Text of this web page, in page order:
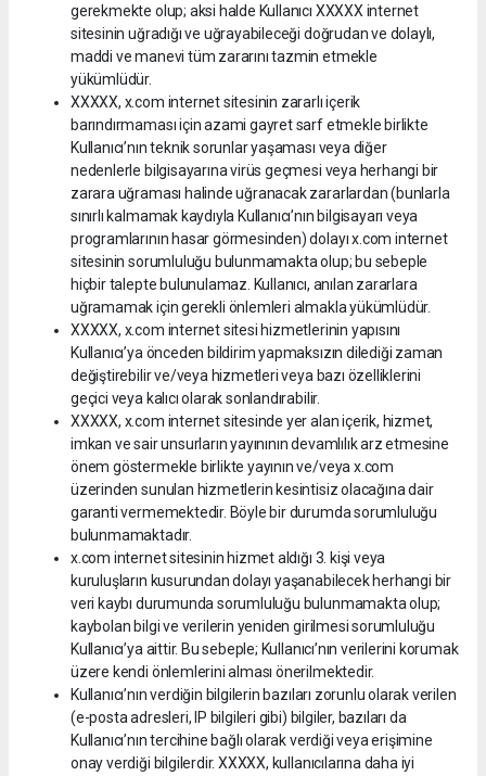
gerekmekte olup; aksi halde Kullanıcı XXXXX internet
sitesinin uğradığı ve uğrayabileceği doğrudan ve dolaylı,
maddi ve manevi tüm zararını tazmin etmekle
yükümlüdür.
XXXXX, x.com internet sitesinin zararlı içerik
barındırmaması için azami gayret sarf etmekle birlikte
Kullanıcı’nın teknik sorunlar yaşaması veya diğer
nedenlerle bilgisayarına virüs geçmesi veya herhangi bir
zarara uğraması halinde uğranacak zararlardan (bunlarla
sınırlı kalmamak kaydıyla Kullanıcı’nın bilgisayarı veya
programlarının hasar görmesinden) dolayı x.com internet
sitesinin sorumluluğu bulunmamakta olup; bu sebeple
hiçbir talepte bulunulamaz. Kullanıcı, anılan zararlara
uğramamak için gerekli önlemleri almakla yükümlüdür.
XXXXX, x.com internet sitesi hizmetlerinin yapısını
Kullanıcı’ya önceden bildirim yapmaksızın dilediği zaman
değiştirebilir ve/veya hizmetleri veya bazı özelliklerini
geçici veya kalıcı olarak sonlandırabilir.
XXXXX, x.com internet sitesinde yer alan içerik, hizmet,
imkan ve sair unsurların yayınının devamlılık arz etmesine
önem göstermekle birlikte yayının ve/veya x.com
üzerinden sunulan hizmetlerin kesintisiz olacağına dair
garanti vermemektedir. Böyle bir durumda sorumluluğu
bulunmamaktadır.
x.com internet sitesinin hizmet aldığı 3. kişi veya
kuruluşların kusurundan dolayı yaşanabilecek herhangi bir
veri kaybı durumunda sorumluluğu bulunmamakta olup;
kaybolan bilgi ve verilerin yeniden girilmesi sorumluluğu
Kullanıcı’ya aittir. Bu sebeple; Kullanıcı’nın verilerini korumak
üzere kendi önlemlerini alması önerilmektedir.
Kullanıcı’nın verdiğin bilgilerin bazıları zorunlu olarak verilen
(e-posta adresleri, IP bilgileri gibi) bilgiler, bazıları da
Kullanıcı’nın tercihine bağlı olarak verdiği veya erişimine
onay verdiği bilgilerdir. XXXXX, kullanıcılarına daha iyi